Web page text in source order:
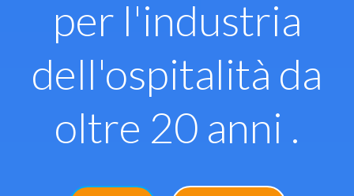
per l'industria
dell'ospitalità da
oltre 20 anni .